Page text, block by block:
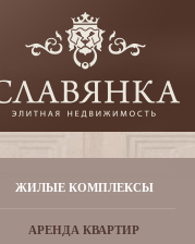
ЖИЛЫЕ КОМПЛЕКСЫ
АРЕНДА КВАРТИР